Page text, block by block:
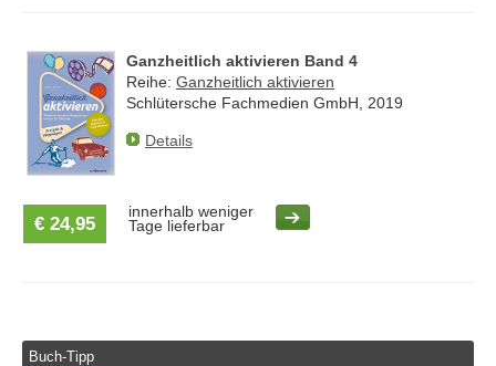
Ganzheitlich aktivieren Band 4
Reihe: Ganzheitlich aktivieren
Schlütersche Fachmedien GmbH, 2019
Details
€ 24,95
innerhalb weniger
Tage lieferbar
Buch-Tipp